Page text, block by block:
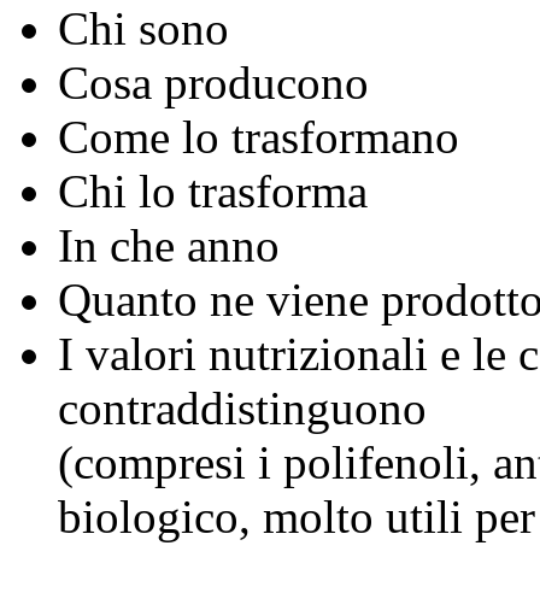
Chi sono
Cosa producono
Come lo trasformano
Chi lo trasforma
In che anno
Quanto ne viene
I valori nutrizionali e le
contraddistinguono
(compresi i polifenoli,
biologico, molto utili per